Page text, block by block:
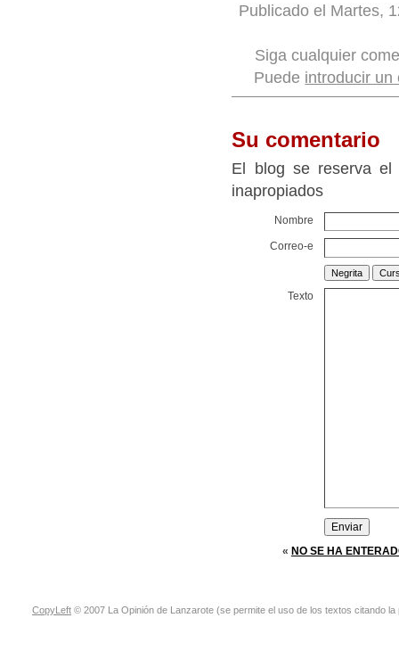
Publicado el Martes,
Siga cualquier
Puede introducir un
Su comentario
El blog se reserva el
inapropiados
Nombre
Correo-e
Texto
« NO SE HA
CopyLeft © 2007 La Opinión de Lanzarote (se permite el uso de los textos citando